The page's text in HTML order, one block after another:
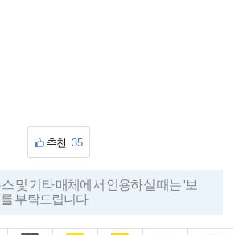
추천 35
및 기타 매체에서 인용하실 때는 '보
부탁드립니다